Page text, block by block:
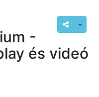
-
és videó